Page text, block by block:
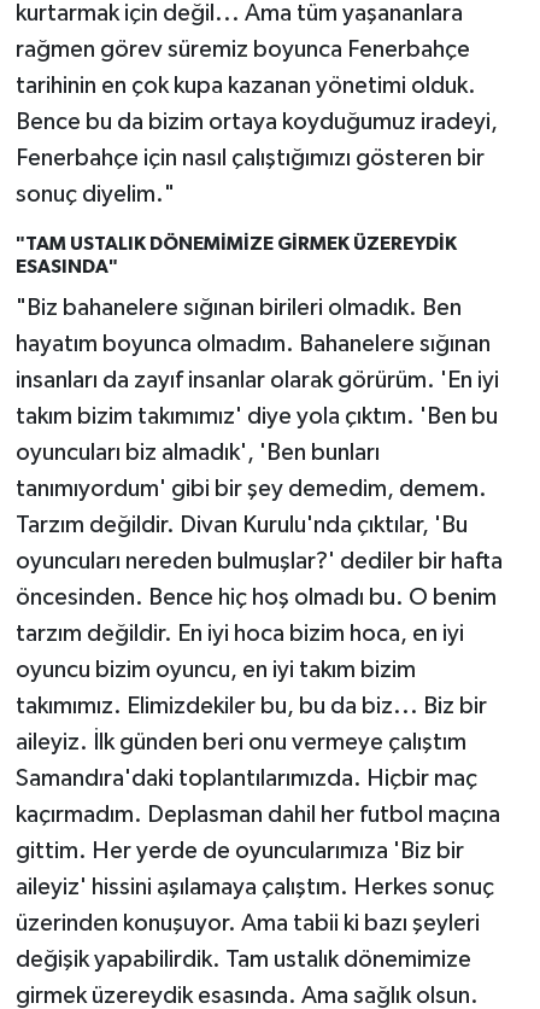
kurtarmak için değil... Ama tüm yaşananlara
rağmen görev süremiz boyunca Fenerbahçe
tarihinin en çok kupa kazanan yönetimi olduk.
Bence bu da bizim ortaya koyduğumuz iradeyi,
Fenerbahçe için nasıl çalıştığımızı gösteren bir
sonuç diyelim."
"TAM USTALIK DÖNEMİMİZE GİRMEK ÜZEREYDİK
ESASINDA"
"Biz bahanelere sığınan birileri olmadık. Ben
hayatım boyunca olmadım. Bahanelere sığınan
insanları da zayıf insanlar olarak görürüm. 'En iyi
takım bizim takımımız' diye yola çıktım. 'Ben bu
oyuncuları biz almadık', 'Ben bunları
tanımıyordum' gibi bir şey demedim, demem.
Tarzım değildir. Divan Kurulu'nda çıktılar, 'Bu
oyuncuları nereden bulmuşlar?' dediler bir hafta
öncesinden. Bence hiç hoş olmadı bu. O benim
tarzım değildir. En iyi hoca bizim hoca, en iyi
oyuncu bizim oyuncu, en iyi takım bizim
takımımız. Elimizdekiler bu, bu da biz... Biz bir
aileyiz. İlk günden beri onu vermeye çalıştım
Samandıra'daki toplantılarımızda. Hiçbir maç
kaçırmadım. Deplasman dahil her futbol maçına
gittim. Her yerde de oyuncularımıza 'Biz bir
aileyiz' hissini aşılamaya çalıştım. Herkes sonuç
üzerinden konuşuyor. Ama tabii ki bazı şeyleri
değişik yapabilirdik. Tam ustalık dönemimize
girmek üzereydik esasında. Ama sağlık olsun.